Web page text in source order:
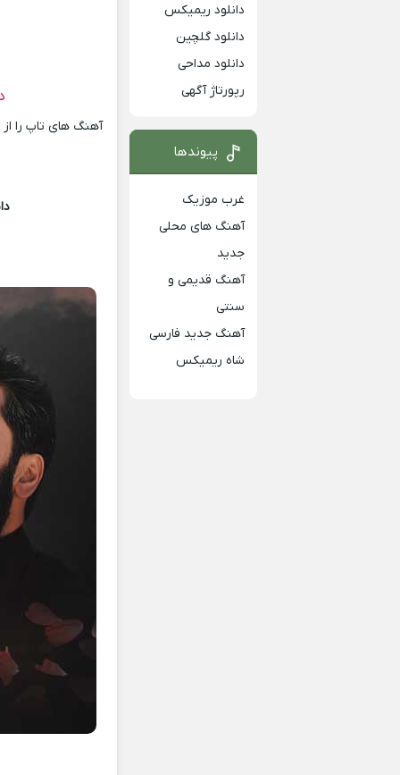
آهنگ های تاپ را از
دانلود ریمیکس
دانلود گلچین
دانلود مداحی
رپورتاژ آگهی
پیوندها
غرب موزیک
آهنگ های محلی
جدید
آهنگ قدیمی و
سنتی
آهنگ جدید فارسی
شاه ریمیکس